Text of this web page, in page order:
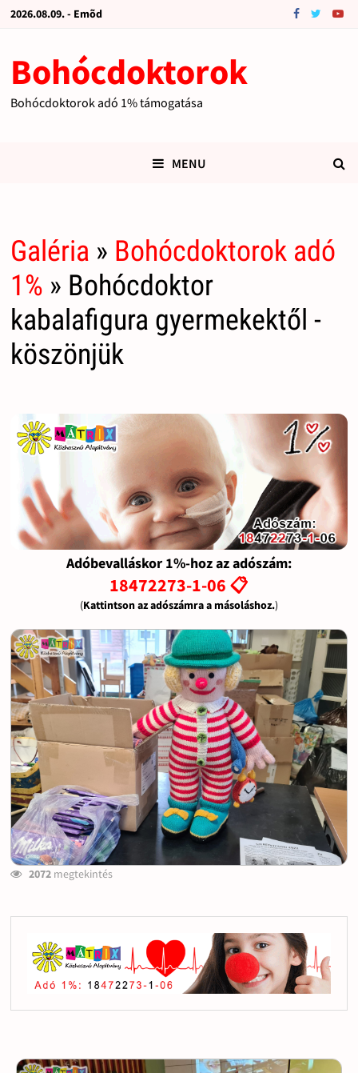
2026.08.09. - Emõd
Bohócdoktorok
Bohócdoktorok adó 1% támogatása
MENU
Galéria » Bohócdoktorok adó
1% » Bohócdoktor
kabalafigura gyermekektől -
köszönjük
Adóbevalláskor 1%-hoz az adószám:
18472273-1-06 📋
(Kattintson az adószámra a másoláshoz.)
2072megtekintés